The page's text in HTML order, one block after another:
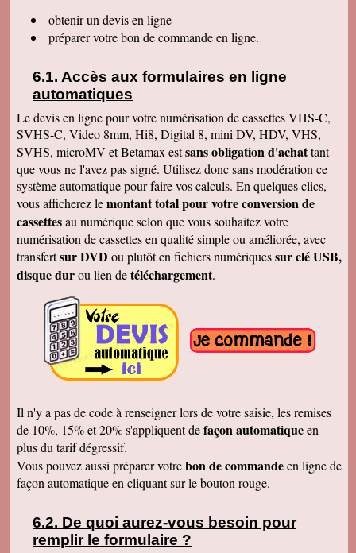
Christophe M.
Nous avons bien reçu les K7 et le disque dur.
Nous sommes ravis et très émus de revoir tout
ce passé, ces images de nos filles petites, il y
a plus de 20 ans, et de notre mariage... Merci
infiniment. Bien cordialement PS / je ne
manquerai pas de recommander votre
entreprise.
J'ai bien reçu la K7 et les DVD, c'est parfait.
Merci
Cécile B.
J'ai bien reçu le DVD et le son est parfait. Je
vous remercie de vos efforts. Bien cordialement
Bernard D.
Bien reçu votre COLIS - Travail fénoménal que
j'ai eu peur d'entreprendre !!!!!!!!!!!!! Le disque
DUR et les CD/DVD fonctionnement
parfaitement ........ Je vais entreprendre
pour........ NOEL 3 copies. pour mes 3 enfants
de 1980 à ce jour . MERCI MERCI MERCI Je
vais communiquer vos coordonnées à mon
entourage...
Véronique F.
Marc T.
J'ai reçu le DVD hier. Merci beaucoup, j'aurai
d'autres bandes à vous envoyer dont du super8.
Cordialement
François L.
10.10) et tous les fichiers se sont ouverts.
Merci pour le chèque de remboursement. Il est
clair que j'indiquerais vos coordonnées aux
obtenir un devis en ligne
préparer votre bon de commande en ligne.
Accès aux formulaires en ligne
automatiques
Le devis en ligne pour votre numérisation de cassettes VHS-C,
SVHS-C, Video 8mm, Hi8, Digital 8, mini DV, HDV, VHS,
SVHS, microMV et Betamax estsans obligation d'achattant
que vous ne l'avez pas signé. Utilisez donc sans modération ce
système automatique pour faire vos calculs. En quelques clics,
vous afficherez lemontant total pour votre conversion de
cassettesau numérique selon que vous souhaitez votre
numérisation de cassettes en qualité simple ou améliorée, avec
transfertsur DVD ou plutôt en fichiers numériquessur clé USB,
disque durou lien detéléchargement.
Il n'y a pas de code à renseigner lors de votre saisie, les remises
de 10%, 15% et 20% s'appliquent defaçon automatiqueen
plus du tarif dégressif.
Vous pouvez aussi préparer votrebon de commandeen ligne de
façon automatique en cliquant sur le bouton rouge.
De quoi aurez-vous besoin pour
remplir le formulaire ?